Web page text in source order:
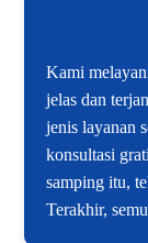
Kami
jelas dan
jenis layanan
konsultasi
samping itu,
Terakhir,